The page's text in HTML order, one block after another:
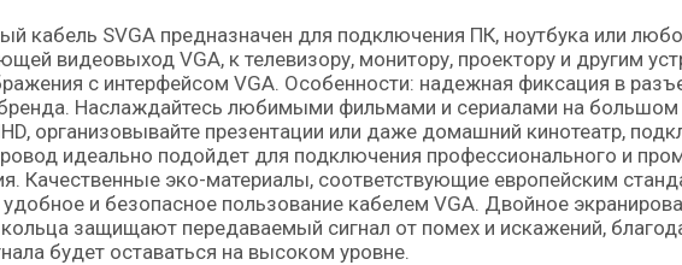
кабель SVGA предназначен для подключения ПК, ноутбука или
видеовыход VGA, к телевизору, монитору, проектору и другим
с интерфейсом VGA. Особенности: надежная фиксация в
Наслаждайтесь любимыми фильмами и сериалами на большом
организовывайте презентации или даже домашний кинотеатр,
идеально подойдет для подключения профессионального и
Качественные эко-материалы, соответствующие европейским
удобное и безопасное пользование кабелем VGA. Двойное
защищают передаваемый сигнал от помех и искажений,
будет оставаться на высоком уровне.